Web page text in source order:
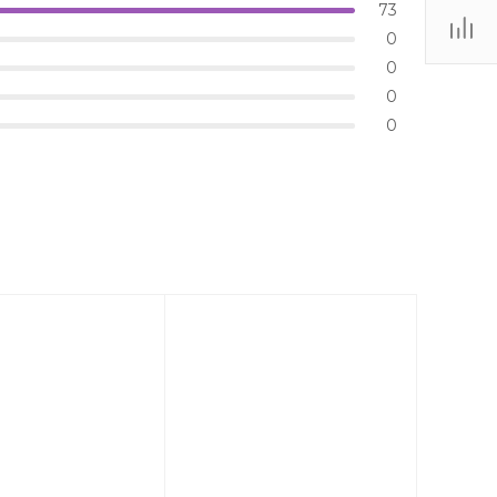
73
0
0
0
0